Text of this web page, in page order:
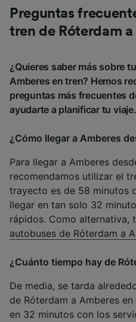
Preguntas
tren de Róterdam
¿Quieres saber más sobre
Amberes en tren? Hemos
preguntas más frecuentes
ayudarte a planificar tu viaje.
¿Cómo llegar a Amberes
Para llegar a Amberes
recomendamos utilizar el
trayecto es de 58 minutos
llegar en tan solo 32
rápidos. Como alternativa,
autobuses de Róterdam a
¿Cuánto tiempo hay de
De media, se tarda
de Róterdam a Amberes
en 32 minutos con los